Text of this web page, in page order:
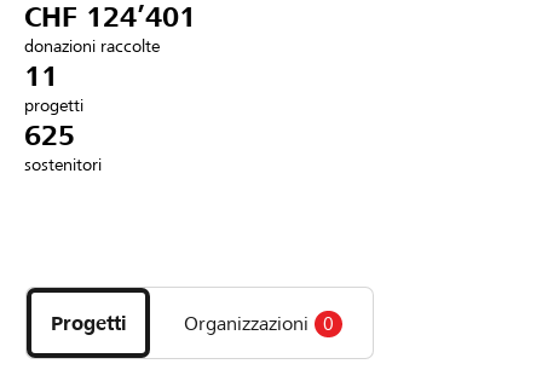
Collegarsi
DE FR IT
CHF 124’401
donazioni raccolte
11
progetti
625
sostenitori
i
progetti
e
Progetti Organizzazioni 0